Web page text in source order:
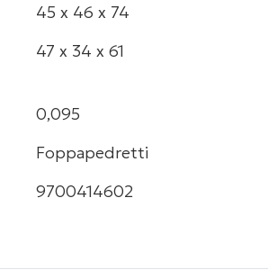
45 х 46 х 74
47 х 34 х 61
0,095
Foppapedretti
9700414602